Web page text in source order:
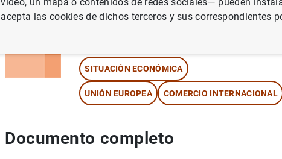
Serie: Documentos Ocasionales. 0403.
SITUACIÓN ECONÓMICA
UNIÓN EUROPEA COMERCIO INTERNACIONAL
Documento completo
acepta las cookies de dichos terceros y sus correspondientes